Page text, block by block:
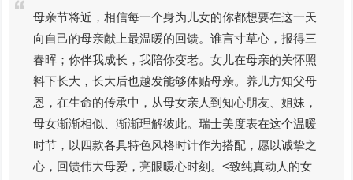
母亲节将近，相信每一个身为儿女的你都想要在这一天
向自己的母亲献上最温暖的回馈。谁言寸草心，报得三
春晖；你伴我成长，我陪你变老。女儿在母亲的关怀照
料下长大，长大后也越发能够体贴母亲。养儿方知父母
恩，在生命的传承中，从母女亲人到知心朋友、姐妹，
母女渐渐相似、渐渐理解彼此。瑞士美度表在这个温暖
时节，以四款各具特色风格时计作为搭配，愿以诚挚之
心，回馈伟大母爱，亮眼暖心时刻。<致纯真动人的女